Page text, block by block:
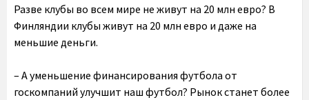
Разве клубы во всем мире не живут на 20 млн евро? В
Финляндии клубы живут на 20 млн евро и даже на
меньшие деньги.
– А уменьшение финансирования футбола от
госкомпаний улучшит наш футбол? Рынок станет более